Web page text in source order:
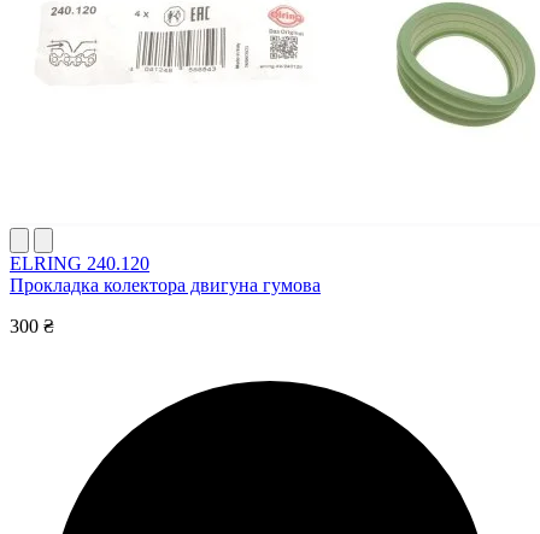
ELRING 240.120
Прокладка колектора двигуна гумова
300 ₴